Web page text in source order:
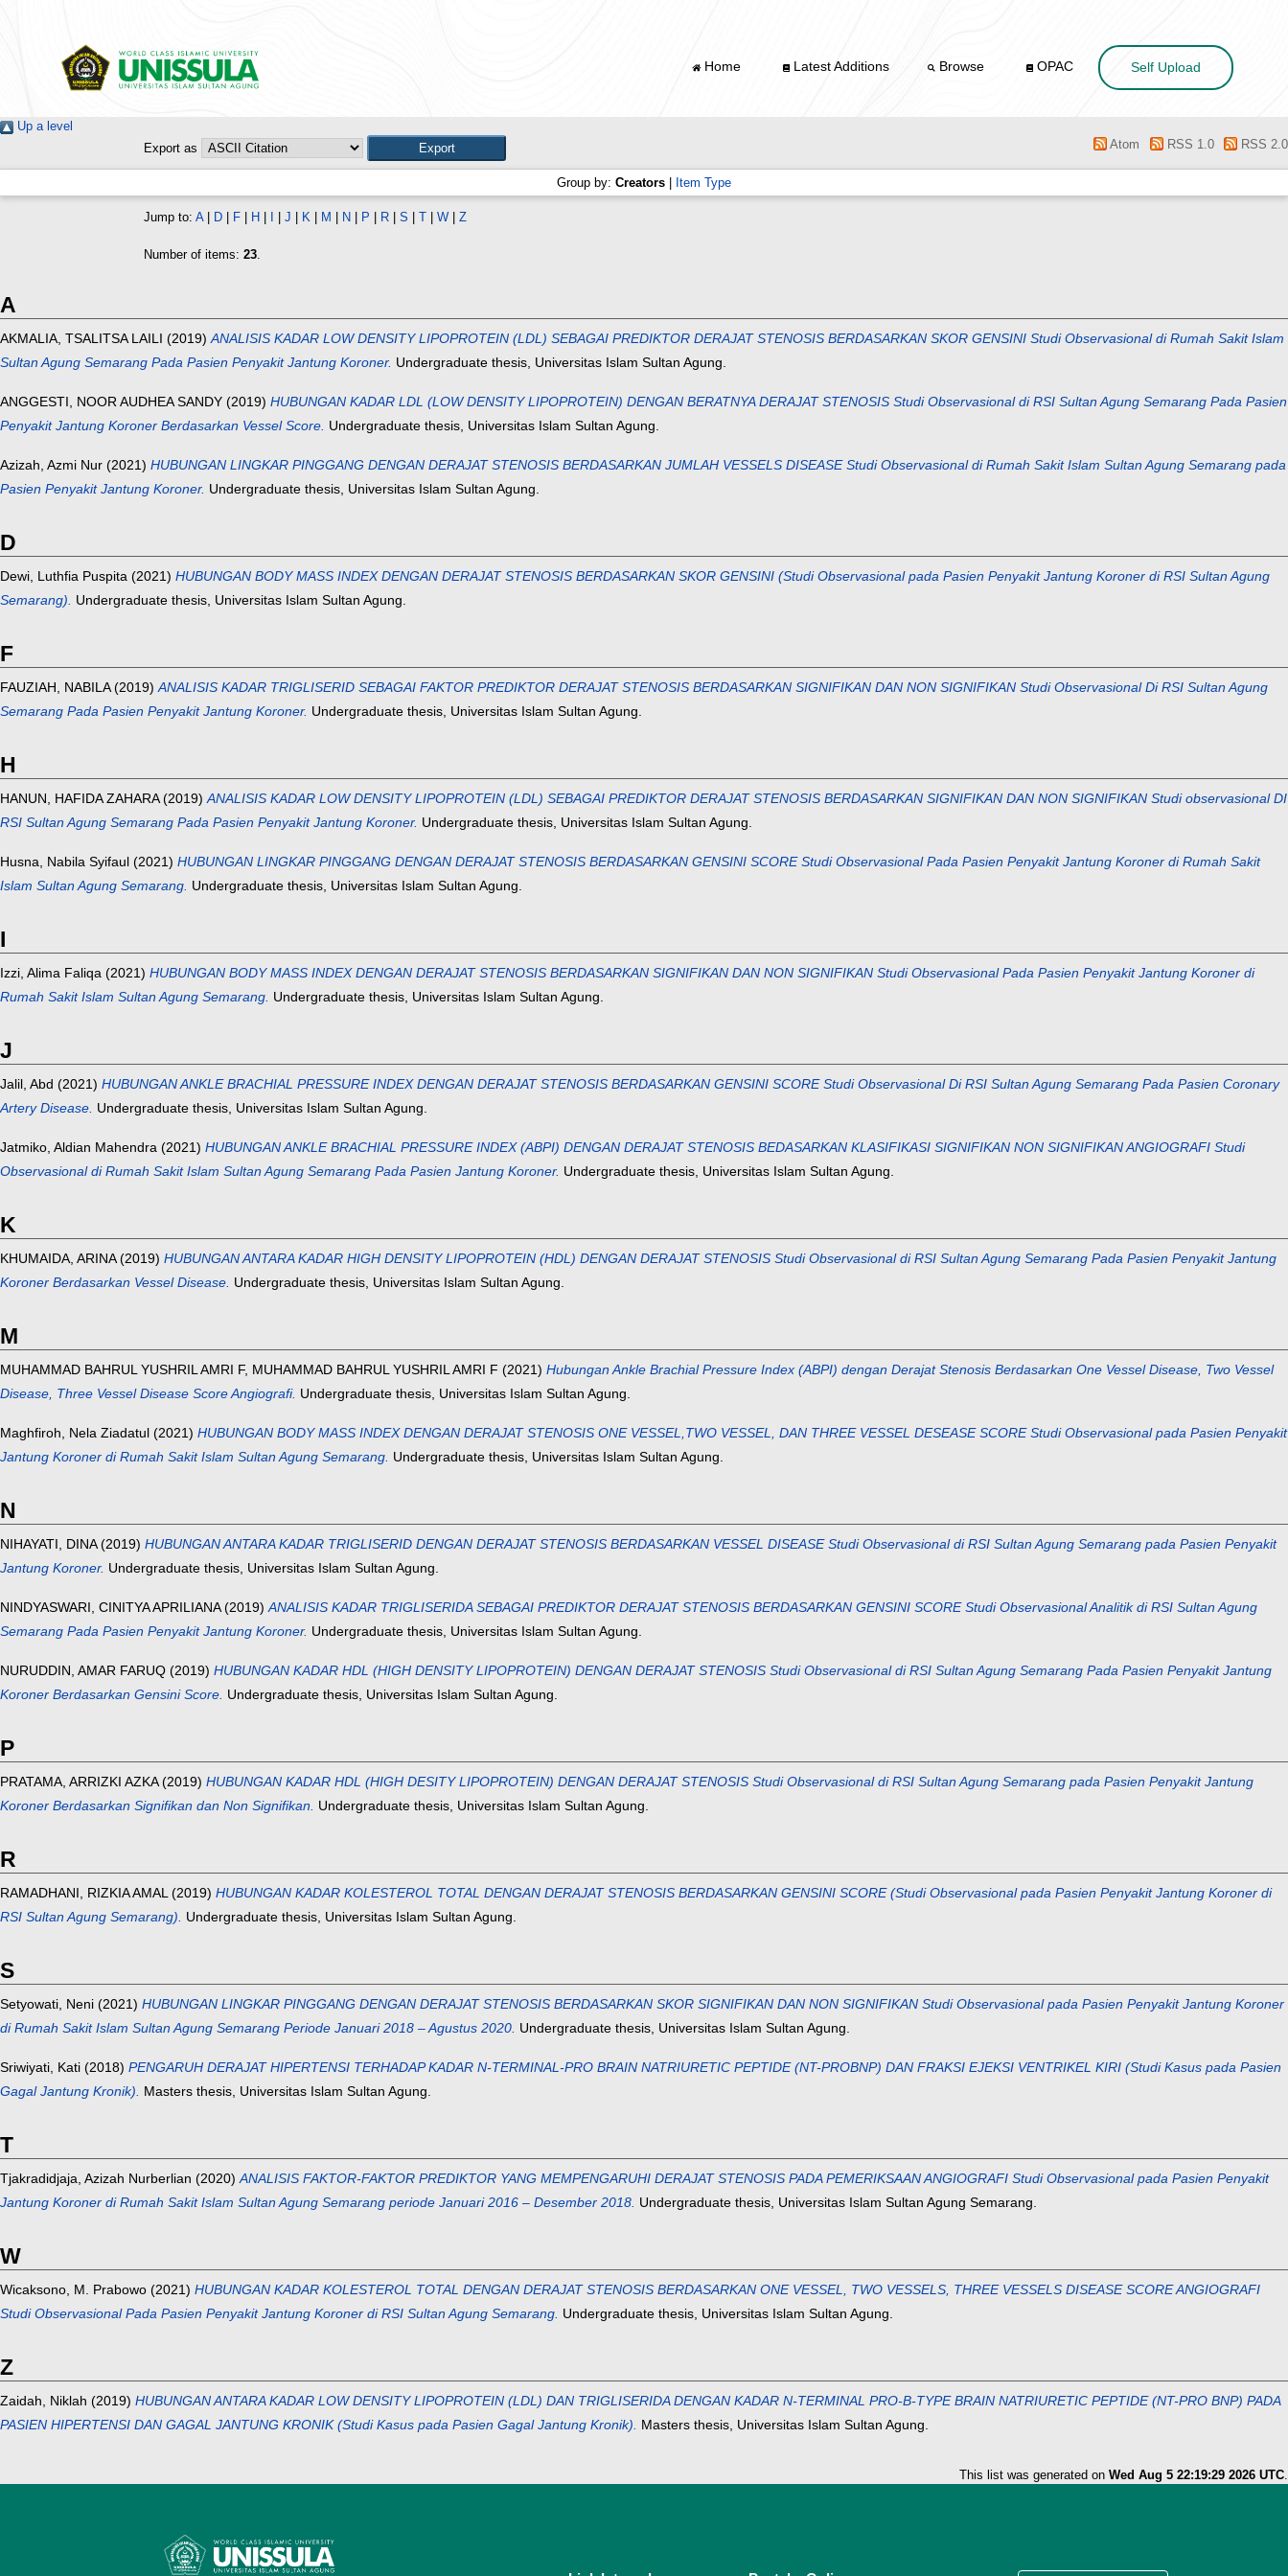
Home Latest Additions Browse OPAC Self Upload
Up a level
Export as
Atom RSS 1.0 RSS 2.0
Group by: Creators Item Type
Jump to: A| D F H J K M N P R S T W Z
Number of items: 23.
A
AKMALIA, TSALITSA LAILI (2019)ANALISIS KADAR LOW DENSITY LIPOPROTEIN (LDL) SEBAGAI PREDIKTOR DERAJAT STENOSIS BERDASARKAN SKOR GENSINI Studi Observasional di Rumah Sakit Islam
Sultan Agung Semarang Pada Pasien Penyakit Jantung Koroner. Undergraduate thesis, Universitas Islam Sultan Agung.
ANGGESTI, NOOR AUDHEA SANDY (2019) HUBUNGAN KADAR LDL (LOW DENSITY LIPOPROTEIN) DENGAN BERATNYA DERAJAT STENOSIS Studi Observasional di RSI Sultan Agung Semarang Pada Pasien
Penyakit Jantung Koroner Berdasarkan Vessel Score. Undergraduate thesis, Universitas Islam Sultan Agung.
Azizah, Azmi Nur (2021) HUBUNGAN LINGKAR PINGGANG DENGAN DERAJAT STENOSIS BERDASARKAN JUMLAH VESSELS DISEASE Studi Observasional di Rumah Sakit Islam Sultan Agung Semarang pada
Pasien Penyakit Jantung Koroner. Undergraduate thesis, Universitas Islam Sultan Agung.
D
Dewi, Luthfia Puspita (2021) HUBUNGAN BODY MASS INDEX DENGAN DERAJAT STENOSIS BERDASARKAN SKOR GENSINI (Studi Observasional pada Pasien Penyakit Jantung Koroner di RSI Sultan Agung
Semarang). Undergraduate thesis, Universitas Islam Sultan Agung.
F
FAUZIAH, NABILA(2019)ANALISIS KADAR TRIGLISERID SEBAGAI FAKTOR PREDIKTOR DERAJAT STENOSIS BERDASARKAN SIGNIFIKAN DAN NON SIGNIFIKAN Studi Observasional Di RSI Sultan Agung
Semarang Pada Pasien Penyakit Jantung Koroner. Undergraduate thesis, Universitas Islam Sultan Agung.
H
HANUN, HAFIDA ZAHARA(2019)ANALISIS KADAR LOW DENSITY LIPOPROTEIN (LDL) SEBAGAI PREDIKTOR DERAJAT STENOSIS BERDASARKAN SIGNIFIKAN DAN NON SIGNIFIKAN Studi observasional DI
RSI Sultan Agung Semarang Pada Pasien Penyakit Jantung Koroner. Undergraduate thesis, Universitas Islam Sultan Agung.
Husna, Nabila Syifaul (2021) HUBUNGAN LINGKAR PINGGANG DENGAN DERAJAT STENOSIS BERDASARKAN GENSINI SCORE Studi Observasional Pada Pasien Penyakit Jantung Koroner di Rumah Sakit
Islam Sultan Agung Semarang. Undergraduate thesis, Universitas Islam Sultan Agung.
I
Izzi, Alima Faliqa (2021) HUBUNGAN BODY MASS INDEX DENGAN DERAJAT STENOSIS BERDASARKAN SIGNIFIKAN DAN NON SIGNIFIKAN Studi Observasional Pada Pasien Penyakit Jantung Koroner di
Rumah Sakit Islam Sultan Agung Semarang. Undergraduate thesis, Universitas Islam Sultan Agung.
J
Jalil, Abd (2021) HUBUNGAN ANKLE BRACHIAL PRESSURE INDEX DENGAN DERAJAT STENOSIS BERDASARKAN GENSINI SCORE Studi Observasional Di RSI Sultan Agung Semarang Pada Pasien Coronary
Artery Disease. Undergraduate thesis, Universitas Islam Sultan Agung.
Jatmiko, Aldian Mahendra (2021) HUBUNGAN ANKLE BRACHIAL PRESSURE INDEX (ABPI) DENGAN DERAJAT STENOSIS BEDASARKAN KLASIFIKASI SIGNIFIKAN NON SIGNIFIKAN ANGIOGRAFI Studi
Observasional di Rumah Sakit Islam Sultan Agung Semarang Pada Pasien Jantung Koroner. Undergraduate thesis, Universitas Islam Sultan Agung.
K
KHUMAIDA, ARINA(2019) HUBUNGAN ANTARA KADAR HIGH DENSITY LIPOPROTEIN (HDL) DENGAN DERAJAT STENOSIS Studi Observasional di RSI Sultan Agung Semarang Pada Pasien Penyakit Jantung
Koroner Berdasarkan Vessel Disease. Undergraduate thesis, Universitas Islam Sultan Agung.
M
MUHAMMAD BAHRUL YUSHRIL AMRI F, MUHAMMAD BAHRUL YUSHRIL AMRI F (2021) Hubungan Ankle Brachial Pressure Index (ABPI) dengan Derajat Stenosis Berdasarkan One Vessel Disease, Two Vessel
Disease, Three Vessel Disease Score Angiografi. Undergraduate thesis, Universitas Islam Sultan Agung.
Maghfiroh, Nela Ziadatul (2021) HUBUNGAN BODY MASS INDEX DENGAN DERAJAT STENOSIS ONE VESSEL,TWO VESSEL, DAN THREE VESSEL DESEASE SCORE Studi Observasional pada Pasien Penyakit
Jantung Koroner di Rumah Sakit Islam Sultan Agung Semarang. Undergraduate thesis, Universitas Islam Sultan Agung.
N
NIHAYATI, DINA(2019) HUBUNGAN ANTARA KADAR TRIGLISERID DENGAN DERAJAT STENOSIS BERDASARKAN VESSEL DISEASE Studi Observasional di RSI Sultan Agung Semarang pada Pasien Penyakit
Jantung Koroner. Undergraduate thesis, Universitas Islam Sultan Agung.
NINDYASWARI, CINITYA APRILIANA(2019)ANALISIS KADAR TRIGLISERIDA SEBAGAI PREDIKTOR DERAJAT STENOSIS BERDASARKAN GENSINI SCORE Studi Observasional Analitik di RSI Sultan Agung
Semarang Pada Pasien Penyakit Jantung Koroner. Undergraduate thesis, Universitas Islam Sultan Agung.
NURUDDIN, AMAR FARUQ (2019) HUBUNGAN KADAR HDL (HIGH DENSITY LIPOPROTEIN) DENGAN DERAJAT STENOSIS Studi Observasional di RSI Sultan Agung Semarang Pada Pasien Penyakit Jantung
Koroner Berdasarkan Gensini Score. Undergraduate thesis, Universitas Islam Sultan Agung.
P
PRATAMA, ARRIZKI AZKA(2019) HUBUNGAN KADAR HDL (HIGH DESITY LIPOPROTEIN) DENGAN DERAJAT STENOSIS Studi Observasional di RSI Sultan Agung Semarang pada Pasien Penyakit Jantung
Koroner Berdasarkan Signifikan dan Non Signifikan. Undergraduate thesis, Universitas Islam Sultan Agung.
R
RAMADHANI, RIZKIA AMAL(2019) HUBUNGAN KADAR KOLESTEROL TOTAL DENGAN DERAJAT STENOSIS BERDASARKAN GENSINI SCORE (Studi Observasional pada Pasien Penyakit Jantung Koroner di
RSI Sultan Agung Semarang). Undergraduate thesis, Universitas Islam Sultan Agung.
S
Setyowati, Neni (2021) HUBUNGAN LINGKAR PINGGANG DENGAN DERAJAT STENOSIS BERDASARKAN SKOR SIGNIFIKAN DAN NON SIGNIFIKAN Studi Observasional pada Pasien Penyakit Jantung Koroner
di Rumah Sakit Islam Sultan Agung Semarang Periode Januari 2018 – Agustus 2020. Undergraduate thesis, Universitas Islam Sultan Agung.
Sriwiyati, Kati (2018) PENGARUH DERAJAT HIPERTENSI TERHADAP KADAR N-TERMINAL-PRO BRAIN NATRIURETIC PEPTIDE (NT-PROBNP) DAN FRAKSI EJEKSI VENTRIKEL KIRI (Studi Kasus pada Pasien
Gagal Jantung Kronik). Masters thesis, Universitas Islam Sultan Agung.
T
Tjakradidjaja, Azizah Nurberlian (2020)ANALISIS FAKTOR-FAKTOR PREDIKTOR YANG MEMPENGARUHI DERAJAT STENOSIS PADA PEMERIKSAAN ANGIOGRAFI Studi Observasional pada Pasien Penyakit
Jantung Koroner di Rumah Sakit Islam Sultan Agung Semarang periode Januari 2016 – Desember 2018. Undergraduate thesis, Universitas Islam Sultan Agung Semarang.
W
Wicaksono, M. Prabowo (2021) HUBUNGAN KADAR KOLESTEROL TOTAL DENGAN DERAJAT STENOSIS BERDASARKAN ONE VESSEL, TWO VESSELS, THREE VESSELS DISEASE SCORE ANGIOGRAFI
Studi Observasional Pada Pasien Penyakit Jantung Koroner di RSI Sultan Agung Semarang. Undergraduate thesis, Universitas Islam Sultan Agung.
Z
Zaidah, Niklah (2019) HUBUNGAN ANTARA KADAR LOW DENSITY LIPOPROTEIN (LDL) DAN TRIGLISERIDA DENGAN KADAR N-TERMINAL PRO-B-TYPE BRAIN NATRIURETIC PEPTIDE (NT-PRO BNP) PADA
PASIEN HIPERTENSI DAN GAGAL JANTUNG KRONIK (Studi Kasus pada Pasien Gagal Jantung Kronik). Masters thesis, Universitas Islam Sultan Agung.
This list was generated on Wed Aug 5 22:19:29 2026 UTC.